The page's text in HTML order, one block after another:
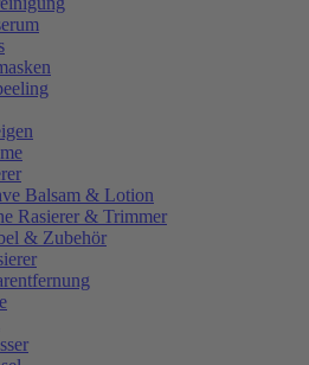
Balsam & Lotion
Rasierer & Trimmer
& Zubehör